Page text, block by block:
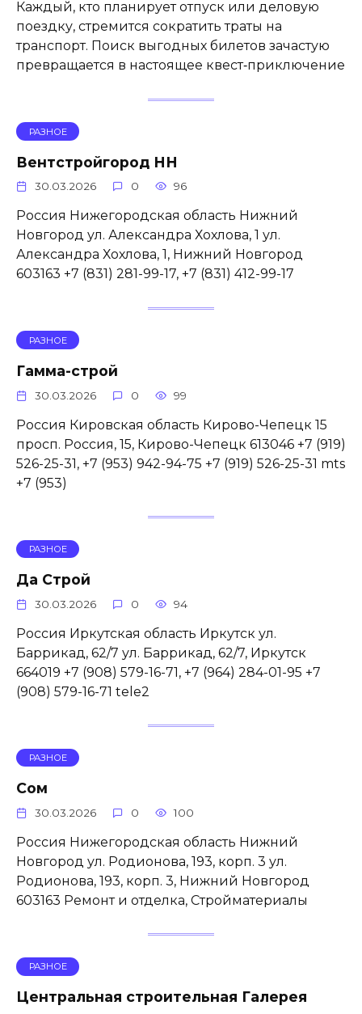
Каждый, кто планирует отпуск или деловую
поездку, стремится сократить траты на
транспорт. Поиск выгодных билетов зачастую
превращается в настоящее квест‑приключение
РАЗНОЕ
Вентстройгород НН
30.03.2026 0 96
Россия Нижегородская область Нижний
Новгород ул. Александра Хохлова, 1 ул.
Александра Хохлова, 1, Нижний Новгород
603163 +7 (831) 281-99-17, +7 (831) 412-99-17
РАЗНОЕ
Гамма-строй
30.03.2026 0 99
Россия Кировская область Кирово-Чепецк 15
просп. Россия, 15, Кирово-Чепецк 613046 +7 (919)
526-25-31, +7 (953) 942-94-75 +7 (919) 526-25-31 mts
+7 (953)
РАЗНОЕ
Да Строй
30.03.2026 0 94
Россия Иркутская область Иркутск ул.
Баррикад, 62/7 ул. Баррикад, 62/7, Иркутск
664019 +7 (908) 579-16-71, +7 (964) 284-01-95 +7
(908) 579-16-71 tele2
РАЗНОЕ
Сом
30.03.2026 0 100
Россия Нижегородская область Нижний
Новгород ул. Родионова, 193, корп. 3 ул.
Родионова, 193, корп. 3, Нижний Новгород
603163 Ремонт и отделка, Стройматериалы
РАЗНОЕ
Центральная строительная Галерея